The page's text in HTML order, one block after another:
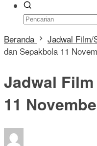
Beranda Jadwal Film/
dan Sepakbola 11
Jadwal
11